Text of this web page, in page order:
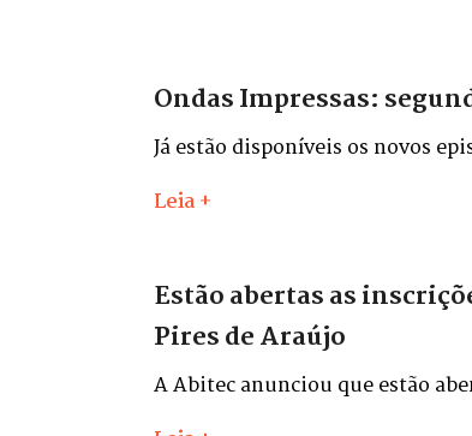
Ondas Impressas:
Já estão disponíveis os novos
Leia +
Estão abertas as
Pires de Araújo
A Abitec anunciou que estão